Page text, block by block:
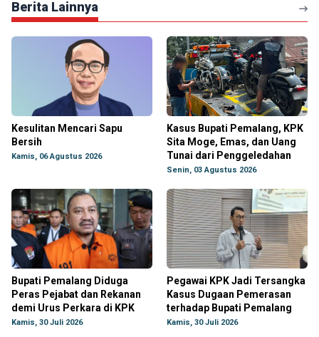
Berita Lainnya
Kesulitan Mencari Sapu
Bersih
Kamis, 06 Agustus 2026
Kasus Bupati Pemalang, KPK
Sita Moge, Emas, dan Uang
Tunai dari Penggeledahan
Senin, 03 Agustus 2026
Bupati Pemalang Diduga
Peras Pejabat dan Rekanan
demi Urus Perkara di KPK
Kamis, 30 Juli 2026
Pegawai KPK Jadi Tersangka
Kasus Dugaan Pemerasan
terhadap Bupati Pemalang
Kamis, 30 Juli 2026